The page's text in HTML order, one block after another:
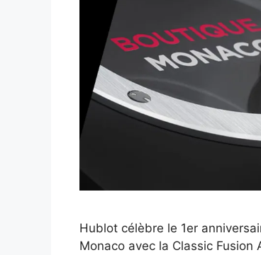
Hublot célèbre le 1er
Monaco avec la Classic Fusion